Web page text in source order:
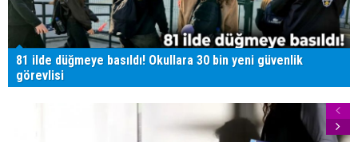
81 ilde düğmeye basıldı! Okullara 30 bin yeni güvenlik
görevlisi